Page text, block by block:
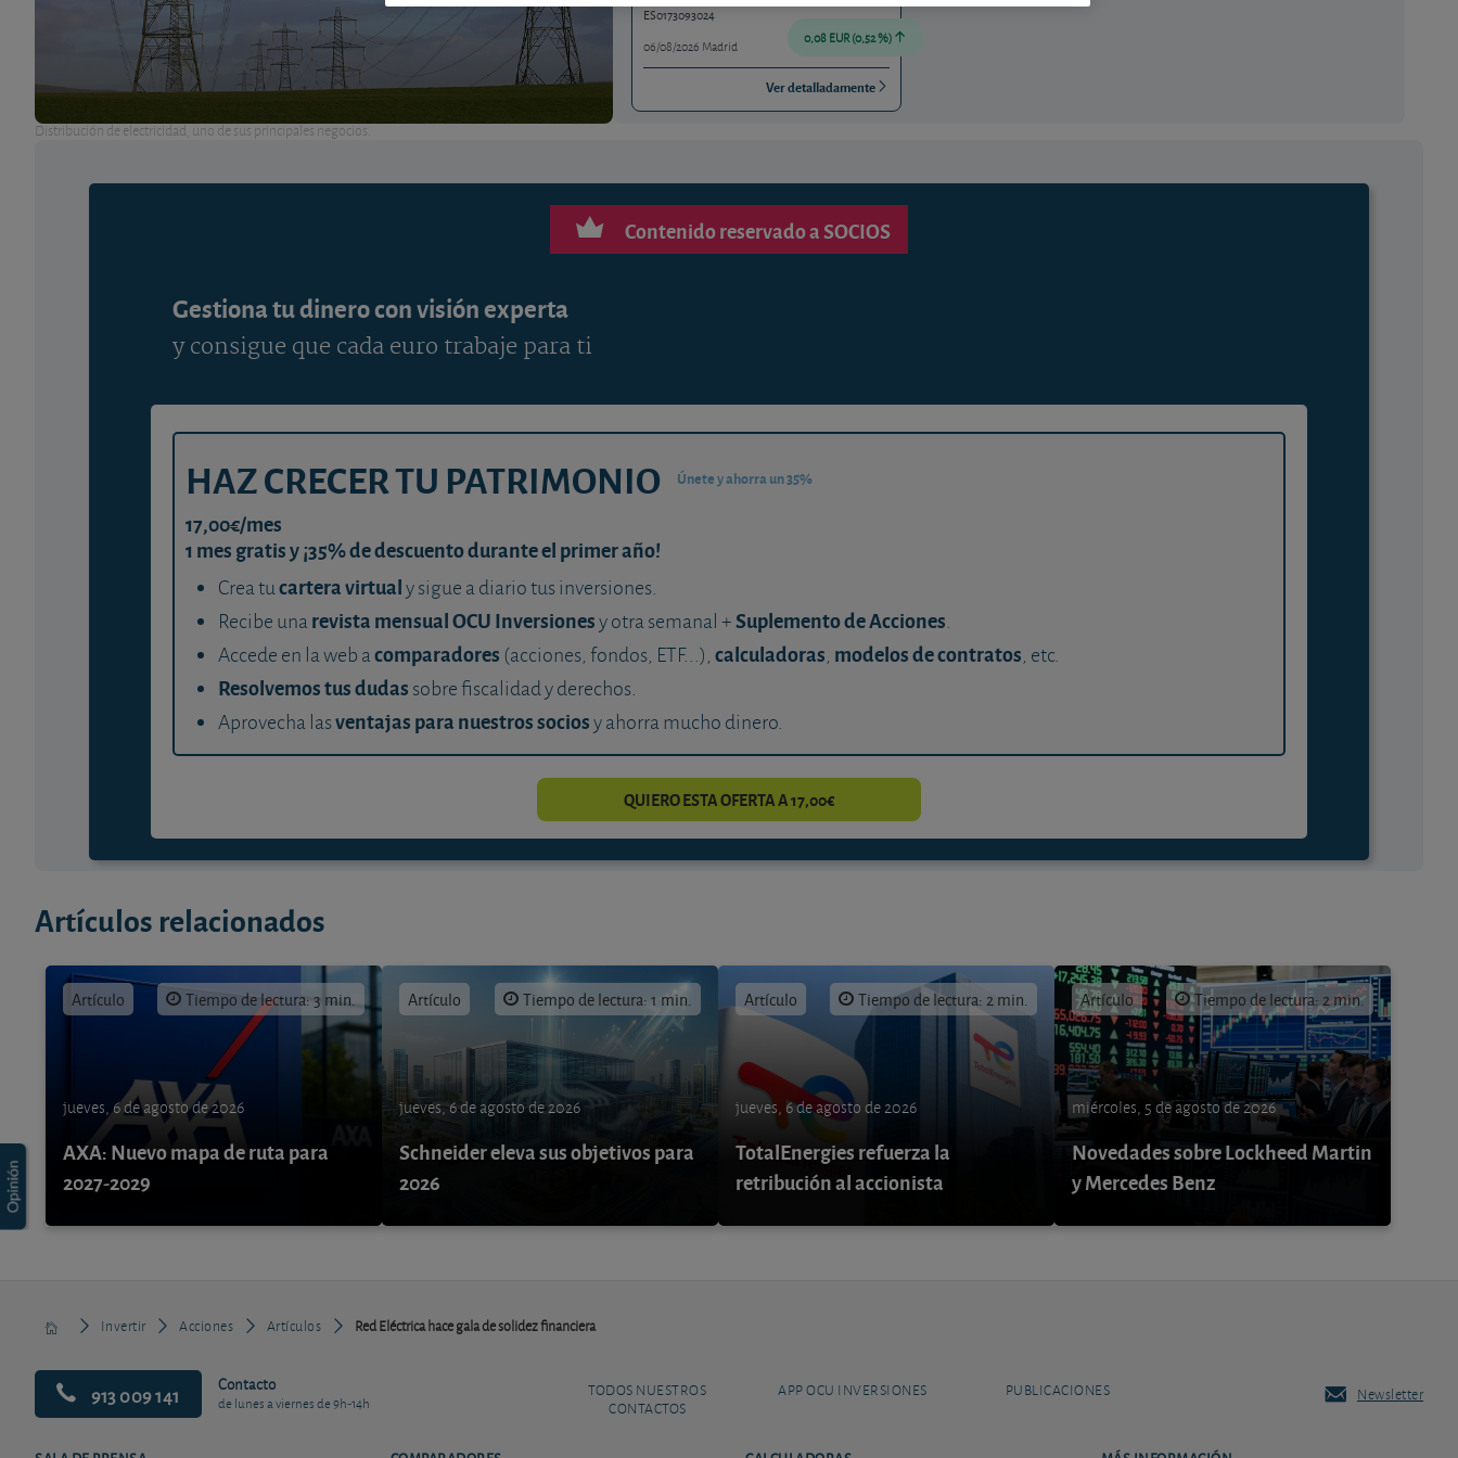
Distribución de electricidad, uno de sus principales negocios.
ES0173093024
06/08/2026 Madrid
0,08 EUR (0,52 %)
Ver detalladamente
Contenido reservado a SOCIOS
Gestiona tu dinero con visión experta
y consigue que cada euro trabaje para ti
HAZ CRECER TU PATRIMONIO Únete y ahorra un 35%
17,00€/mes
1 mes gratis y ¡35% de descuento durante el primer año!
Crea tucartera virtualy sigue a diario tus inversiones.
Recibe unarevista mensual OCU Inversionesy otra semanal +Suplemento de Acciones.
Accede en la web acomparadores (acciones, fondos, ETF...), calculadoras, modelos de contratos, etc.
Resolvemos tus dudas sobre fiscalidad y derechos.
Aprovecha lasventajas para nuestros sociosy ahorra mucho dinero.
QUIERO ESTA OFERTA A 17,00€
Artículos relacionados
Artículo Tiempo de lectura: 3 min.
jueves, 6 de agosto de 2026
AXA: Nuevo mapa de ruta para
2027-2029
Artículo Tiempo de lectura: 1 min.
jueves, 6 de agosto de 2026
Schneider eleva sus objetivos para
2026
Artículo Tiempo de lectura: 2 min.
jueves, 6 de agosto de 2026
TotalEnergies refuerza la
retribución al accionista
Artículo Tiempo de lectura: 2 min.
miércoles, 5 de agosto de 2026
Novedades sobre Lockheed Martin
y Mercedes Benz
Invertir Acciones Artículos Red Eléctrica hace gala de solidez financiera
913 009 141 Contacto
de lunes a viernes de 9h-14h
TODOS NUESTROS
CONTACTOS
APP OCU INVERSIONES PUBLICACIONES Newsletter